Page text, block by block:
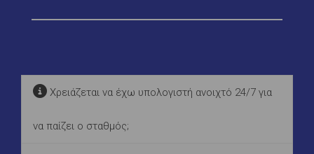
Χρειάζεται να έχω υπολογιστή ανοιχτό 24/7 για
να παίζει ο σταθμός;